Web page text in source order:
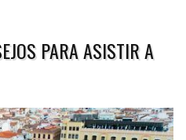
PARA ASISTIR A